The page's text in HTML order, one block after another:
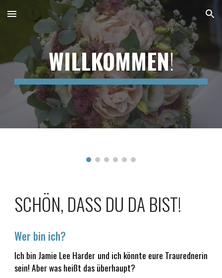
Skip to main content Skip to navigation
WILLKOMMEN!
SCHÖN, DASS DU DA BIST!
Wer bin ich?
Ich bin Jamie Lee Harder und ich könnte eure Traurednerin
sein! Aber was heißt das überhaupt?